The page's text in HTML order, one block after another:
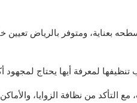
بعناية، ومتوفر بالرياض
لمعرفة أيها يحتاج لمجهود
مع التأكد من نظافة الزوايا،